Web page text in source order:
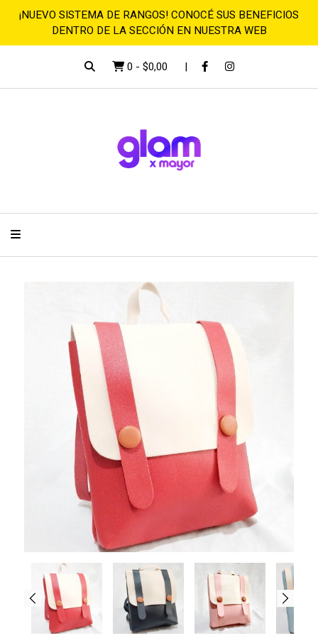
¡NUEVO SISTEMA DE RANGOS! CONOCÉ SUS BENEFICIOS
DENTRO DE LA SECCIÓN EN NUESTRA WEB
0 - $0,00